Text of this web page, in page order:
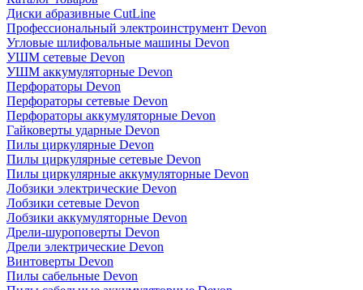
Диски абразивные CutLine
Профессиональный электроинструмент Devon
Угловые шлифовальные машины Devon
УШМ сетевые Devon
УШМ аккумуляторные Devon
Перфораторы Devon
Перфораторы сетевые Devon
Перфораторы аккумуляторные Devon
Гайковерты ударные Devon
Пилы циркулярные Devon
Пилы циркулярные сетевые Devon
Пилы циркулярные аккумуляторные Devon
Лобзики электрические Devon
Лобзики сетевые Devon
Лобзики аккумуляторные Devon
Дрели-шуроповерты Devon
Дрели электрические Devon
Винтоверты Devon
Пилы сабельные Devon